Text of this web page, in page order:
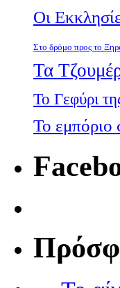
Οι
Στο δρόμο προς το
Τα
Το Γεφύρι
Το εμπόριο